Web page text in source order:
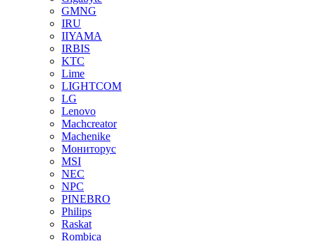
GMNG
IRU
IIYAMA
IRBIS
KTC
Lime
LIGHTCOM
LG
Lenovo
Machcreator
Machenike
Мониторус
MSI
NEC
NPC
PINEBRO
Philips
Raskat
Rombica